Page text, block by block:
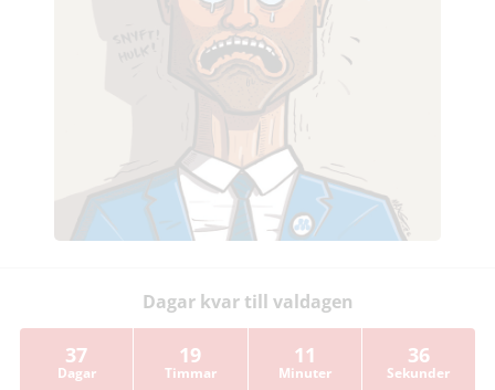
Dagar kvar till valdagen
37
Dagar
19
Timmar
11
Minuter
35
Sekunder